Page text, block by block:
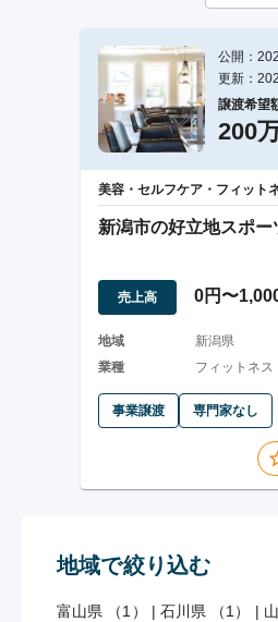
公開：
更新：
譲渡希望
200
美容・セルフケア・フィット
新潟市の好立地スポー
売上高 0円〜
地域
新潟県
業種
フィットネス
事業譲渡 専門家なし
地域で絞り込む
富山県 （1） | 石川県 （1） |